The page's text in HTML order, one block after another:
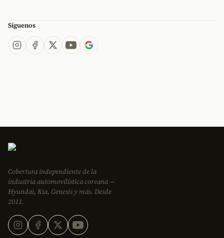
Síguenos
Cobertura independiente de la
industria automovilística coreana —
Hyundai, Kia, Genesis y más. Desde
2011.